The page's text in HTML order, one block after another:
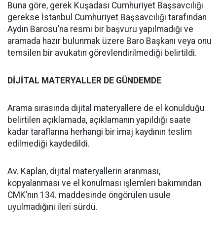
Buna göre, gerek Kuşadası Cumhuriyet Başsavcılığı
gerekse İstanbul Cumhuriyet Başsavcılığı tarafından
Aydın Barosu’na resmi bir başvuru yapılmadığı ve
aramada hazır bulunmak üzere Baro Başkanı veya onu
temsilen bir avukatın görevlendirilmediği belirtildi.
DİJİTAL MATERYALLER DE GÜNDEMDE
Arama sırasında dijital materyallere de el konulduğu
belirtilen açıklamada, açıklamanın yapıldığı saate
kadar taraflarına herhangi bir imaj kaydının teslim
edilmediği kaydedildi.
Av. Kaplan, dijital materyallerin aranması,
kopyalanması ve el konulması işlemleri bakımından
CMK’nın 134. maddesinde öngörülen usule
uyulmadığını ileri sürdü.